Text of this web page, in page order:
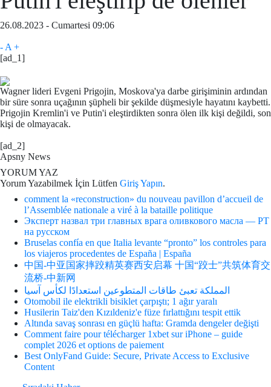
26.08.2023 - Cumartesi 09:06
- A +
[ad_1]
Wagner lideri Evgeni Prigojin, Moskova'ya darbe girişiminin ardından
bir süre sonra uçağının şüpheli bir şekilde düşmesiyle hayatını kaybetti.
Prigojin Kremlin'i ve Putin'i eleştirdikten sonra ölen ilk kişi değildi, son
kişi de olmayacak.
[ad_2]
Apsny News
YORUM YAZ
Yorum Yazabilmek İçin Lütfen Giriş Yapın.
comment la «reconstruction» du nouveau pavillon d’accueil de
l’Assemblée nationale a viré à la bataille politique
Эксперт назвал три главных врага оливкового масла — РТ
на русском
Bruselas confía en que Italia levante “pronto” los controles para
los viajeros procedentes de España | España
中国-中亚国家摔跤精英赛西安启幕 十国“跤士”共筑体育交
流桥-中新网
المملكة تعبئ طاقات المتطوعين استعدادًا لكأس آسيا
Otomobil ile elektrikli bisiklet çarpıştı; 1 ağır yaralı
Husilerin Taiz'den Kızıldeniz'e füze fırlattığını tespit ettik
Altında savaş sonrası en güçlü hafta: Gramda dengeler değişti
Comment faire pour télécharger 1xbet sur iPhone – guide
complet 2026 et options de paiement
Best OnlyFand Guide: Secure, Private Access to Exclusive
Content